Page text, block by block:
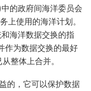
的政府间海洋委员会
上使用的海洋计划。
海洋数据交换的指
作为数据交换的最好
整体上合并。
的，它可以保护数据